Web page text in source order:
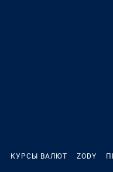
КУРСЫ ВАЛЮТ ZODY